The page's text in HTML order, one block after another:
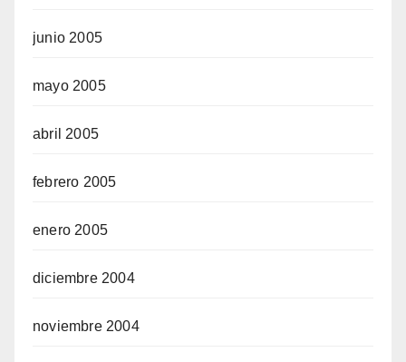
junio 2005
mayo 2005
abril 2005
febrero 2005
enero 2005
diciembre 2004
noviembre 2004